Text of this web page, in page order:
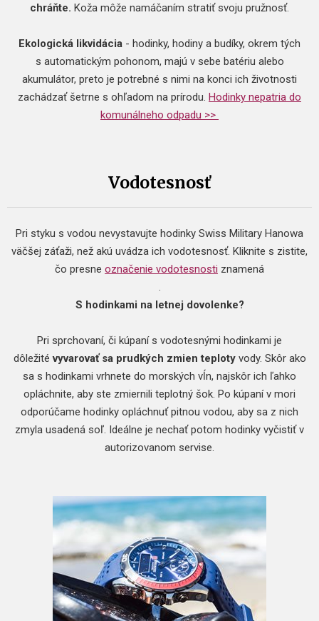
chráňte. Koža môže namáčaním stratiť svoju pružnosť.
Ekologická likvidácia - hodinky, hodiny a budíky, okrem tých
s automatickým pohonom, majú v sebe batériu alebo
akumulátor, preto je potrebné s nimi na konci ich životnosti
zachádzať šetrne s ohľadom na prírodu. Hodinky nepatria do
komunálneho odpadu >>
Vodotesnosť
Pri styku s vodou nevystavujte hodinky Swiss Military Hanowa
väčšej záťaži, než akú uvádza ich vodotesnosť. Kliknite s zistite,
čo presne označenie vodotesnosti znamená
.
S hodinkami na letnej dovolenke?
Pri sprchovaní, či kúpaní s vodotesnými hodinkami je
dôležitévyvarovať sa prudkých zmien teploty vody. Skôr ako
sa s hodinkami vrhnete do morských vĺn, najskôr ich ľahko
opláchnite, aby ste zmiernili teplotný šok. Po kúpaní v mori
odporúčame hodinky opláchnuť pitnou vodou, aby sa z nich
zmyla usadená soľ. Ideálne je nechať potom hodinky vyčistiť v
autorizovanom servise.